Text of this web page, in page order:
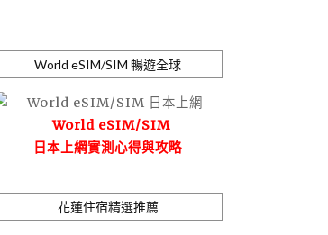
World eSIM/SIM 暢遊全球
World eSIM/SIM
日本上網實測心得與攻略
花蓮住宿精選推薦